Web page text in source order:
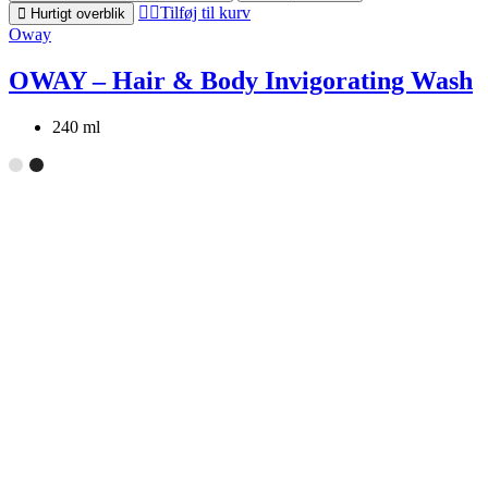
Hurtigt overblik
Tilføj til kurv
Oway
OWAY – Hair & Body Invigorating Wash
240 ml